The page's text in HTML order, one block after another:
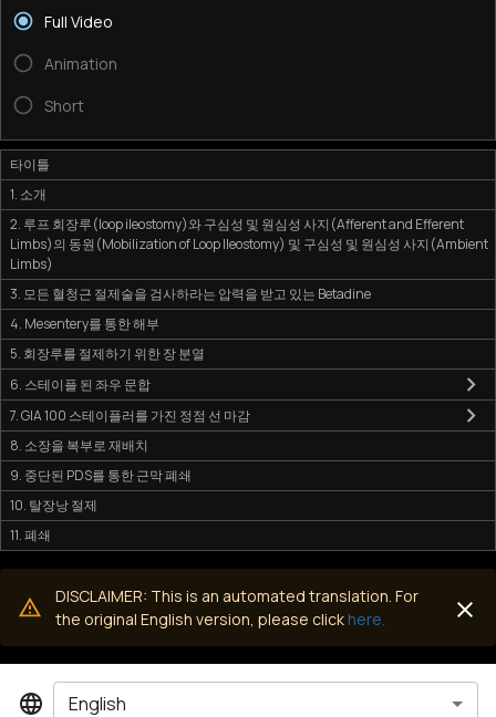
Full Video
Animation
Short
타이틀
1. 소개
2. 루프 회장루(loop ileostomy)와 구심성 및 원심성 사지(Afferent and Efferent
Limbs)의 동원(Mobilization of Loop Ileostomy) 및 구심성 및 원심성 사지(Ambient
Limbs)
3. 모든 혈청근 절제술을 검사하라는 압력을 받고 있는 Betadine
4. Mesentery를 통한 해부
5. 회장루를 절제하기 위한 장 분열
6. 스테이플 된 좌우 문합
7. GIA 100 스테이플러를 가진 정점 선 마감
8. 소장을 복부로 재배치
9. 중단된 PDS를 통한 근막 폐쇄
10. 탈장낭 절제
11. 폐쇄
DISCLAIMER: This is an automated translation. For
the original English version, please click here.
English